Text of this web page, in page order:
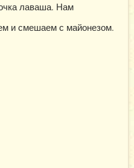
лаваша. Нам
и смешаем с майонезом.